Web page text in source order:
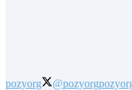
pozyorg @pozyorg